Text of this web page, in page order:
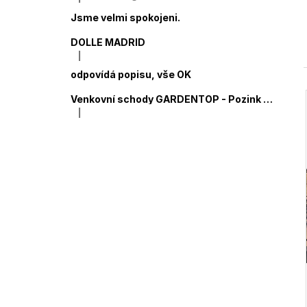
Jsme velmi spokojeni.
DOLLE MADRID
Hodnocení produktu je 5 z 5 hvězdiček.
odpovídá popisu, vše OK
Venkovní schody GARDENTOP - Pozink Standard (ocelový rošt)
Hodnocení produktu je 5 z 5 hvězdiček.